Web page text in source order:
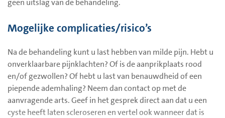
geen uitslag van de behandeling.
Mogelijke complicaties/risico’s
Na de behandeling kunt u last hebben van milde pijn. Hebt u
onverklaarbare pijnklachten? Of is de aanprikplaats rood
en/of gezwollen? Of hebt u last van benauwdheid of een
piepende ademhaling? Neem dan contact op met de
aanvragende arts. Geef in het gesprek direct aan dat u een
cyste heeft laten scleroseren en vertel ook wanneer dat is